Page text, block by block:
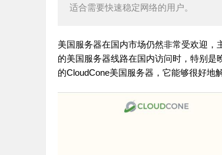
适合需要快速稳定网络的用户。
美国服务器在国内市场仍然非常受欢迎
的美国服务器线路在国内访问时，特别
的CloudCone美国服务器，它能够很好地